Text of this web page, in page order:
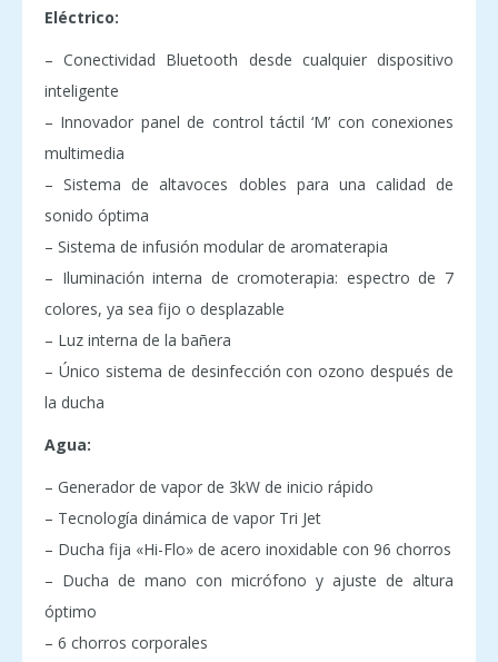
Eléctrico:
– Conectividad Bluetooth desde cualquier dispositivo
inteligente
– Innovador panel de control táctil ‘M’ con conexiones
multimedia
– Sistema de altavoces dobles para una calidad de
sonido óptima
– Sistema de infusión modular de aromaterapia
– Iluminación interna de cromoterapia: espectro de 7
colores, ya sea fijo o desplazable
– Luz interna de la bañera
– Único sistema de desinfección con ozono después de
la ducha
Agua:
– Generador de vapor de 3kW de inicio rápido
– Tecnología dinámica de vapor Tri Jet
– Ducha fija «Hi-Flo» de acero inoxidable con 96 chorros
– Ducha de mano con micrófono y ajuste de altura
óptimo
– 6 chorros corporales